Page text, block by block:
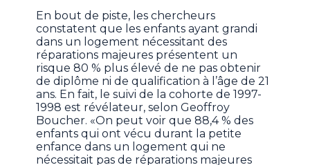
En bout de piste, les chercheurs
constatent que les enfants ayant grandi
dans un logement nécessitant des
réparations majeures présentent un
risque 80 % plus élevé de ne pas obtenir
de diplôme ni de qualification à l’âge de 21
ans. En fait, le suivi de la cohorte de 1997-
1998 est révélateur, selon Geoffroy
Boucher. «On peut voir que 88,4 % des
enfants qui ont vécu durant la petite
enfance dans un logement qui ne
nécessitait pas de réparations majeures